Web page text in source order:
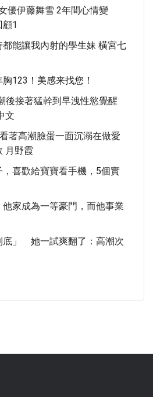
優伊藤舞雪 2年間心情變
1
都能讓我內射的學生妹 橫宮七
123！美感来找您！
後接著猛幹到早洩性慾覺醒
文
著高潮臉蛋一面沉溺在做愛
月野霞
喜歡給寶寶看手機，5個實
家成為一等豪門，而他事業
底」 她一試爽翻了：高潮次